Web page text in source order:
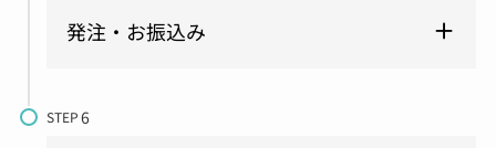
発注・お振込み
STEP